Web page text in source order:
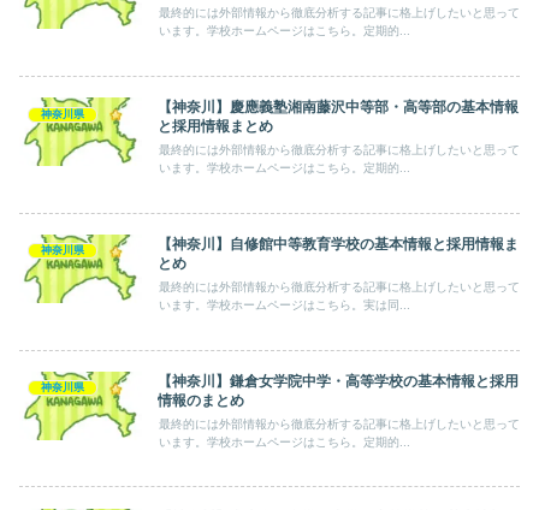
最終的には外部情報から徹底分析する記事に格上げしたいと思って
います。学校ホームページはこちら。定期的...
神奈川県
【神奈川】慶應義塾湘南藤沢中等部・高等部の基本情報
と採用情報まとめ
最終的には外部情報から徹底分析する記事に格上げしたいと思って
います。学校ホームページはこちら。定期的...
神奈川県
【神奈川】自修館中等教育学校の基本情報と採用情報ま
とめ
最終的には外部情報から徹底分析する記事に格上げしたいと思って
います。学校ホームページはこちら。実は同...
神奈川県
【神奈川】鎌倉女学院中学・高等学校の基本情報と採用
情報のまとめ
最終的には外部情報から徹底分析する記事に格上げしたいと思って
います。学校ホームページはこちら。定期的...